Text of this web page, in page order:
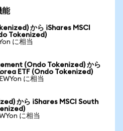
能
から iShares MSCI
Tokenized)
に相当
(Ondo Tokenized) から
ETF (Ondo Tokenized)
に相当
から iShares MSCI South
に相当